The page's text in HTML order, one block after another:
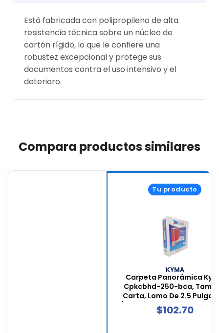
Está fabricada con polipropileno de alta
resistencia técnica sobre un núcleo de
cartón rígido, lo que le confiere una
robustez excepcional y protege sus
documentos contra el uso intensivo y el
deterioro.
Compara productos similares
Tu producto
KYMA
Carpeta Panorámica
Cpkcbhd-250-bca,
Carta, Lomo De 2.5
(capacidad Para 525
Arillos En Forma De "d",
$102.70